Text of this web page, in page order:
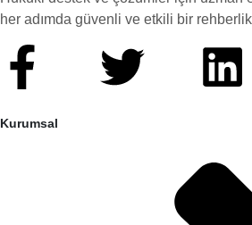
her adımda güvenli ve etkili bir
Kurumsal